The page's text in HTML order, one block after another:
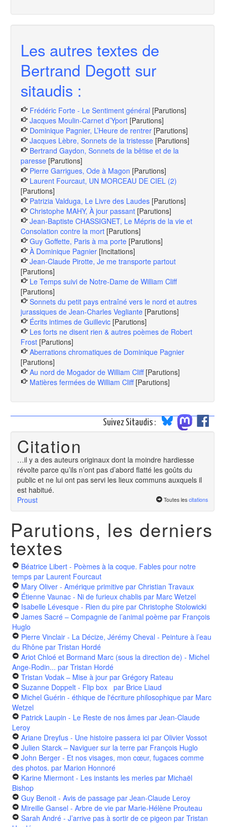
Les autres textes de
Bertrand Degott sur
sitaudis :
Frédéric Forte - Le Sentiment général [Parutions]
Jacques Moulin-Carnet d’Yport [Parutions]
Dominique Pagnier, L’Heure de rentrer [Parutions]
Jacques Lèbre, Sonnets de la tristesse [Parutions]
Bertrand Gaydon, Sonnets de la bêtise et de la
paresse [Parutions]
Pierre Garrigues, Ode à Magon [Parutions]
Laurent Fourcaut, UN MORCEAU DE CIEL (2)
[Parutions]
Patrizia Valduga, Le Livre des Laudes [Parutions]
Christophe MAHY, À jour passant [Parutions]
Jean-Baptiste CHASSIGNET, Le Mépris de la vie et
Consolation contre la mort [Parutions]
Guy Goffette, Paris à ma porte [Parutions]
À Dominique Pagnier [Incitations]
Jean-Claude Pirotte, Je me transporte partout
[Parutions]
Le Temps suivi de Notre-Dame de William Cliff
[Parutions]
Sonnets du petit pays entraîné vers le nord et autres
jurassiques de Jean-Charles Vegliante [Parutions]
Écrits intimes de Guillevic [Parutions]
Les forts ne disent rien & autres poèmes de Robert
Frost [Parutions]
Aberrations chromatiques de Dominique Pagnier
[Parutions]
Au nord de Mogador de William Cliff [Parutions]
Matières fermées de William Cliff [Parutions]
Suivez Sitaudis :
Citation
…il y a des auteurs originaux dont la moindre hardiesse
révolte parce qu’ils n’ont pas d’abord flatté les goûts du
public et ne lui ont pas servi les lieux communs auxquels il
est habitué.
Proust
Toutes les citations
Parutions, les derniers
textes
Béatrice Libert - Poèmes à la coque. Fables pour notre
temps par Laurent Fourcaut
Mary Oliver - Amérique primitive par Christian Travaux
Étienne Vaunac - Ni de furieux chablis par Marc Wetzel
Isabelle Lévesque - Rien du pire par Christophe Stolowicki
James Sacré – Compagnie de l’animal poème par François
Huglo
Pierre Vinclair - La Décize, Jérémy Cheval - Peinture à l’eau
du Rhône par Tristan Hordé
Ariot Chloé et Bormand Marc (sous la direction de) - Michel
Ange-Rodin... par Tristan Hordé
Tristan Vodak – Mise à jour par Grégory Rateau
Suzanne Doppelt - Flip box par Brice Liaud
Michel Guérin - éthique de l'écriture philosophique par Marc
Wetzel
Patrick Laupin - Le Reste de nos âmes par Jean-Claude
Leroy
Ariane Dreyfus - Une histoire passera ici par Olivier Vossot
Julien Starck – Naviguer sur la terre par François Huglo
John Berger - Et nos visages, mon cœur, fugaces comme
des photos. par Marion Honnoré
Karine Miermont - Les instants les merles par Michaël
Bishop
Guy Benoit - Avis de passage par Jean-Claude Leroy
Mireille Gansel - Arbre de vie par Marie-Hélène Prouteau
Sarah André - J’arrive pas à sortir de ce pigeon par Tristan